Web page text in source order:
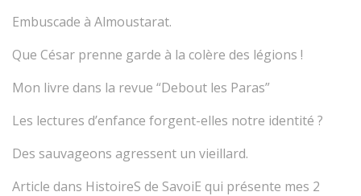
Embuscade à Almoustarat.
Que César prenne garde à la colère des légions !
Mon livre dans la revue “Debout les Paras”
Les lectures d’enfance forgent-elles notre identité ?
Des sauvageons agressent un vieillard.
Article dans HistoireS de SavoiE qui présente mes 2